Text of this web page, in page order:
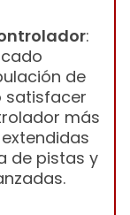
:
de
satisfacer
más
de pistas y